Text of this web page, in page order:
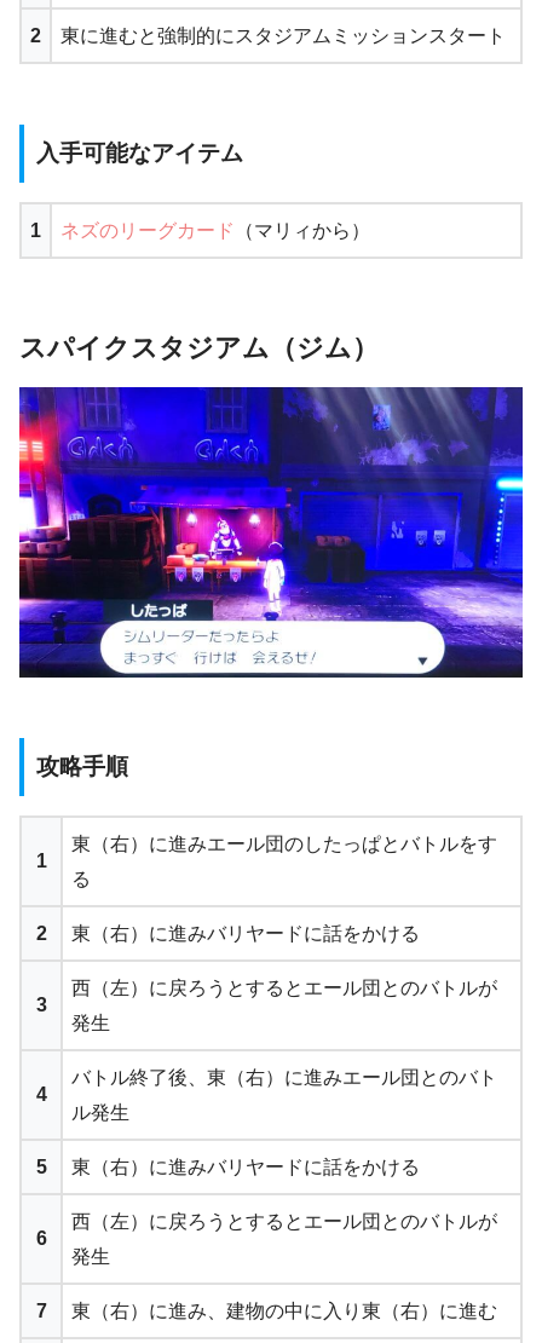
2 東に進むと強制的にスタジアムミッションスタート
入手可能なアイテム
1 ネズのリーグカード （マリィから）
スパイクスタジアム（ジム）
攻略手順
1
東（右）に進みエール団のしたっぱとバトルをす
る
2 東（右）に進みバリヤードに話をかける
3
西（左）に戻ろうとするとエール団とのバトルが
発生
4
バトル終了後、東（右）に進みエール団とのバト
ル発生
5 東（右）に進みバリヤードに話をかける
6
西（左）に戻ろうとするとエール団とのバトルが
発生
7 東（右）に進み、建物の中に入り東（右）に進む